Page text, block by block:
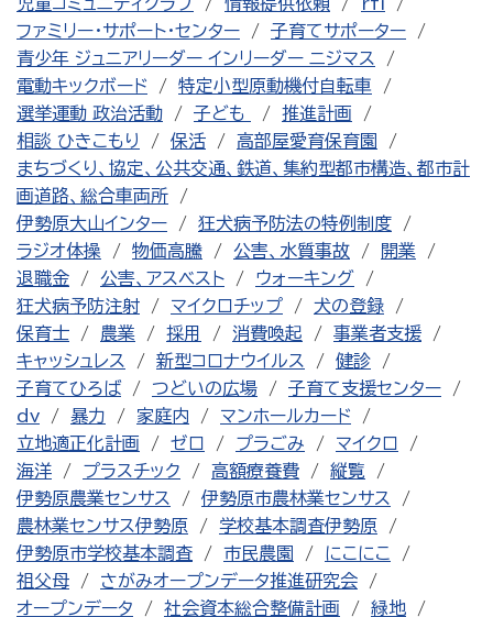
ファミリー・サポート・センター
子育てサポーター
青少年 ジュニアリーダー インリーダー ニジマス
電動キックボード
特定小型原動機付自転車
選挙運動 政治活動
子ども
推進計画
相談 ひきこもり
保活
高部屋愛育保育園
まちづくり、協定、公共交通、鉄道、集約型都市構造、都市計
画道路、総合車両所
伊勢原大山インター
狂犬病予防法の特例制度
ラジオ体操
物価高騰 公害、水質事故
開業
退職金
公害、アスベスト
ウォーキング
狂犬病予防注射
マイクロチップ
犬の登録
保育士
農業 採用 消費喚起
事業者支援
キャッシュレス
新型コロナウイルス
健診
子育てひろば
つどいの広場
子育て支援センター
dv
暴力 家庭内
マンホールカード
立地適正化計画
ゼロ プラごみ
マイクロ
海洋
プラスチック 高額療養費
縦覧
伊勢原農業センサス
伊勢原市農林業センサス
農林業センサス伊勢原
学校基本調査伊勢原
伊勢原市学校基本調査
市民農園
にこにこ
祖父母
さがみオープンデータ推進研究会
オープンデータ
社会資本総合整備計画
緑地